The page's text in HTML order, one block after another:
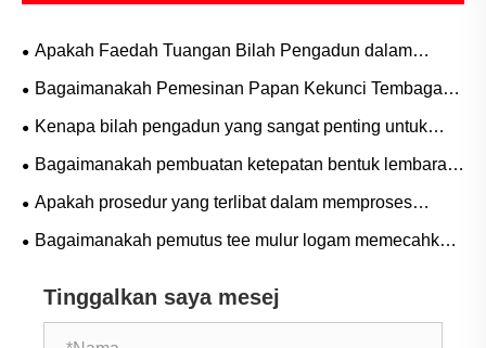
Apakah Faedah Tuangan Bilah Pengadun dalam
Aplikasi Perindustrian
Bagaimanakah Pemesinan Papan Kekunci Tembaga
Membentuk Papan Kekunci Mekanikal Generasi
Kenapa bilah pengadun yang sangat penting untuk
kecekapan perindustrian?
Bagaimanakah pembuatan ketepatan bentuk lembaran
tembaga?
Apakah prosedur yang terlibat dalam memproses
bahagian mekanikal?
Bagaimanakah pemutus tee mulur logam memecahkan
Tinggalkan saya mesej